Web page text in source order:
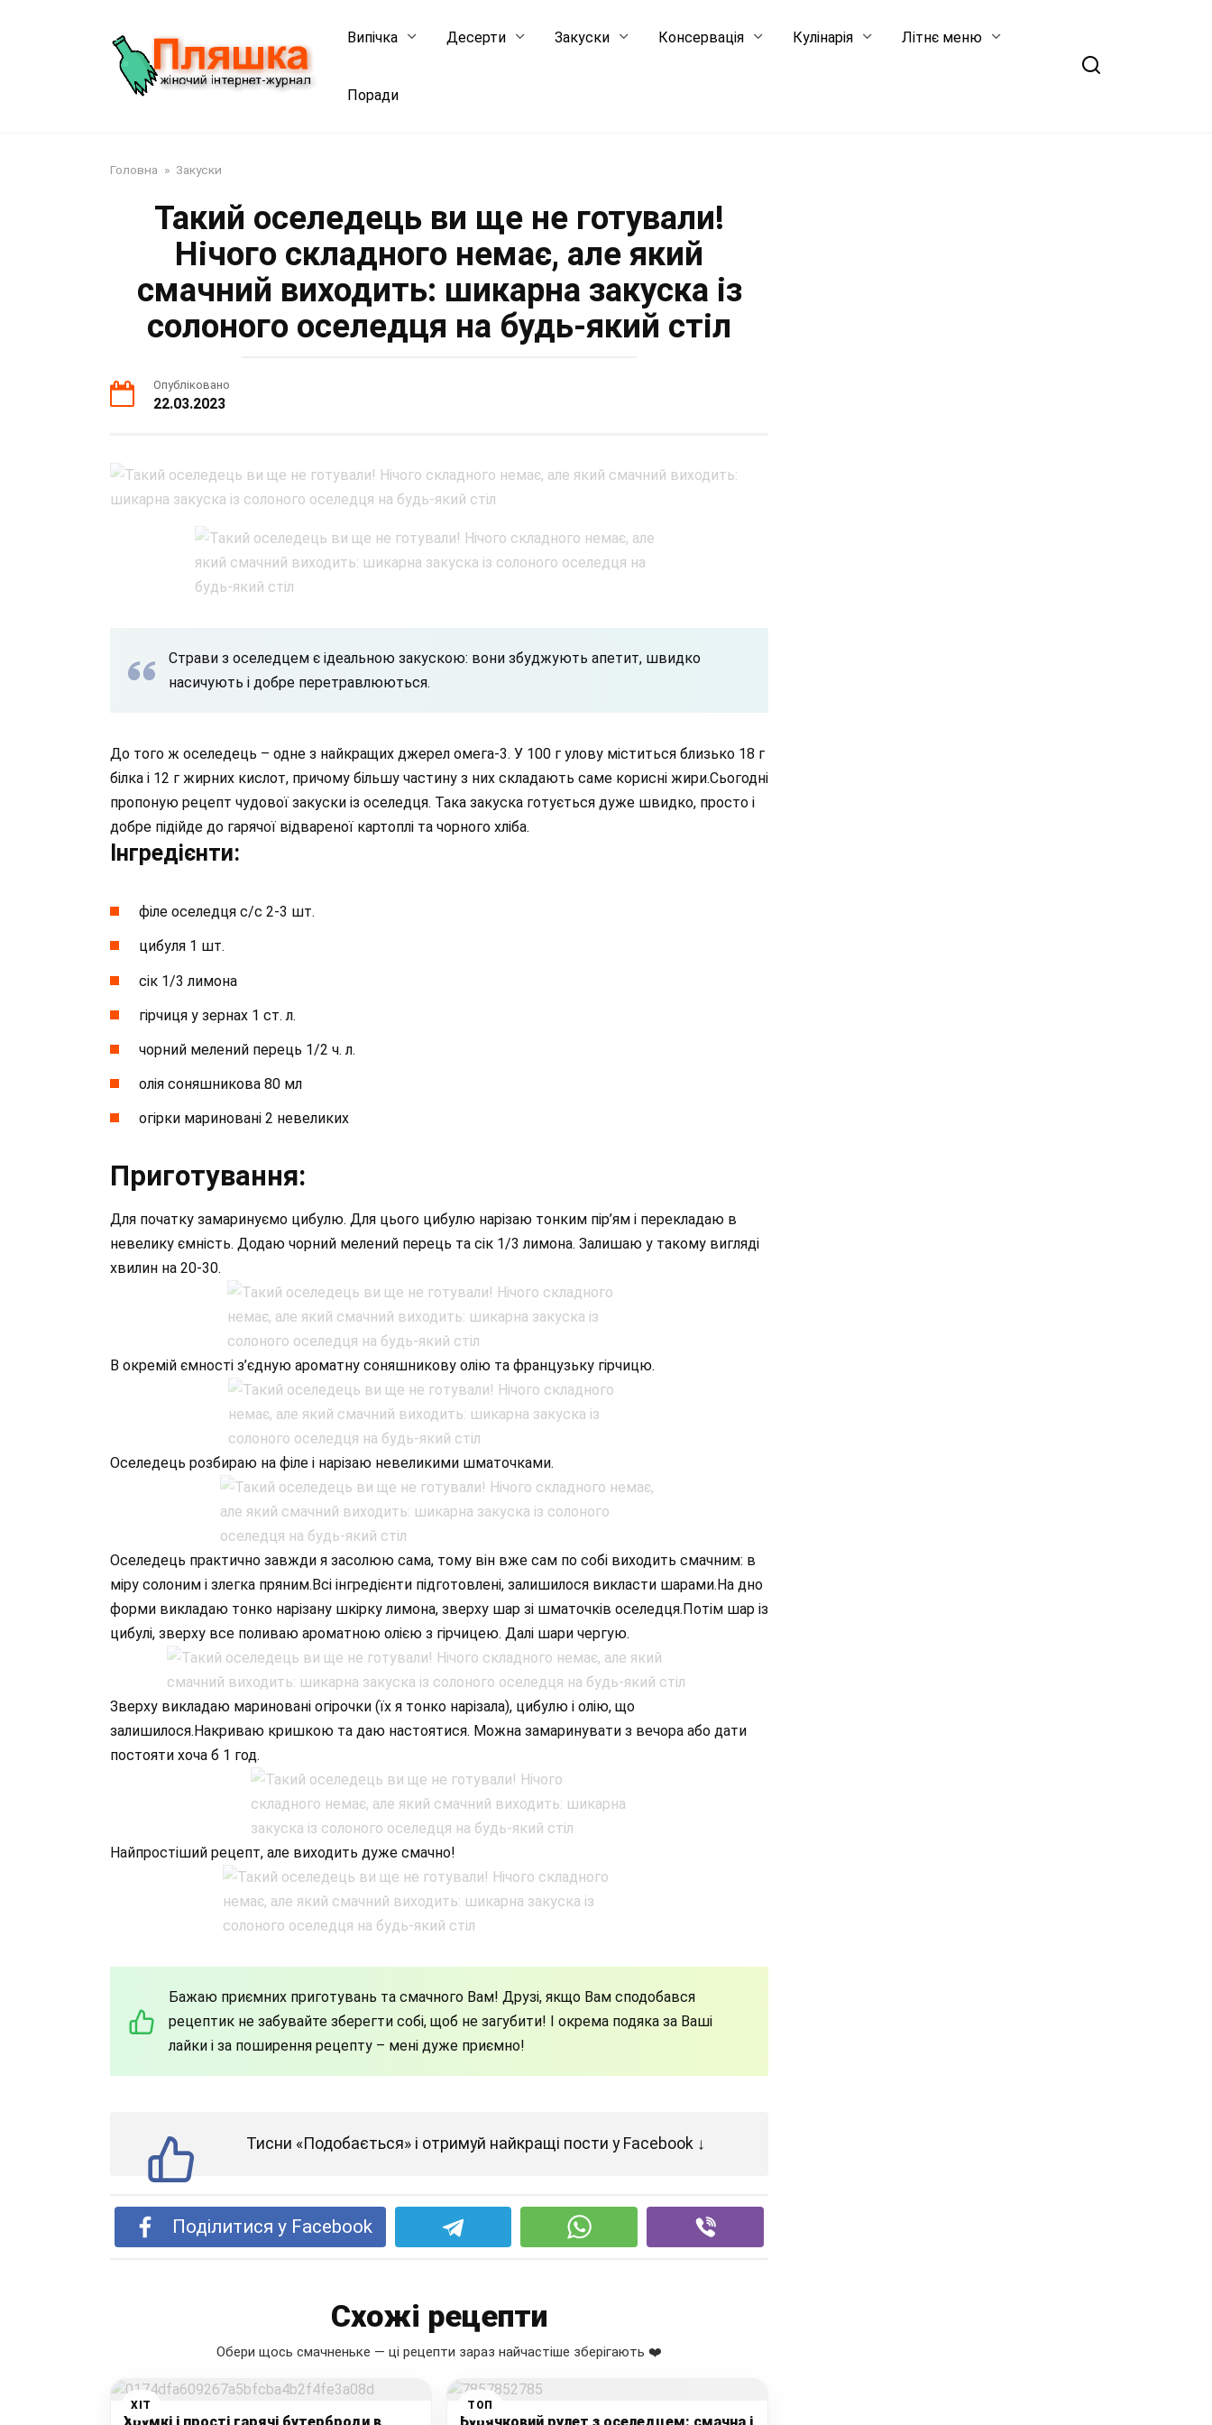
Випічка Десерти Закуски Консервація Кулінарія Літнє меню
Поради
Головна » Закуски
Такий оселедець ви ще не готували!
Нічого складного немає, але який
смачний виходить: шикарна закуска із
солоного оселедця на будь-який стіл
Опубліковано
22.03.2023
Страви з оселедцем є ідеальною закускою: вони збуджують апетит, швидко
насичують і добре перетравлюються.
До того ж оселедець – одне з найкращих джерел омега-3. У 100 г улову міститься близько 18 г
білка і 12 г жирних кислот, причому більшу частину з них складають саме корисні жири.Сьогодні
пропоную рецепт чудової закуски із оселедця. Така закуска готується дуже швидко, просто і
добре підійде до гарячої відвареної картоплі та чорного хліба.
Інгредієнти:
філе оселедця с/с 2-3 шт.
цибуля 1 шт.
сік 1/3 лимона
гірчиця у зернах 1 ст. л.
чорний мелений перець 1/2 ч. л.
олія соняшникова 80 мл
огірки мариновані 2 невеликих
Приготування:
Для початку замаринуємо цибулю. Для цього цибулю нарізаю тонким пір’ям і перекладаю в
невелику ємність. Додаю чорний мелений перець та сік 1/3 лимона. Залишаю у такому вигляді
хвилин на 20-30.
В окремій ємності з’єдную ароматну соняшникову олію та французьку гірчицю.
Оселедець розбираю на філе і нарізаю невеликими шматочками.
Оселедець практично завжди я засолюю сама, тому він вже сам по собі виходить смачним: в
міру солоним і злегка пряним.Всі інгредієнти підготовлені, залишилося викласти шарами.На дно
форми викладаю тонко нарізану шкірку лимона, зверху шар зі шматочків оселедця.Потім шар із
цибулі, зверху все поливаю ароматною олією з гірчицею. Далі шари чергую.
Зверху викладаю мариновані огірочки (їх я тонко нарізала), цибулю і олію, що
залишилося.Накриваю кришкою та даю настоятися. Можна замаринувати з вечора або дати
постояти хоча б 1 год.
Найпростіший рецепт, але виходить дуже смачно!
Бажаю приємних приготувань та смачного Вам! Друзі, якщо Вам сподобався
рецептик не забувайте зберегти собі, щоб не загубити! І окрема подяка за Ваші
лайки і за поширення рецепту – мені дуже приємно!
Тисни «Подобається» і отримуй найкращі пости у Facebook ↓
Поділитися у Facebook
Схожі рецепти
Обери щось смачненьке — ці рецепти зараз найчастіше зберігають ❤️
ХІТ ТОП